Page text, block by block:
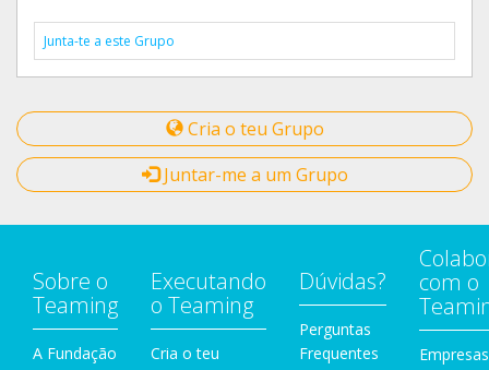
Junta-te a este Grupo
Cria o teu Grupo
Juntar-me a um Grupo
Sobre o
Teaming
A Fundação
Executando
o Teaming
Cria o teu
Dúvidas?
Perguntas
Frequentes
com o
Empresas